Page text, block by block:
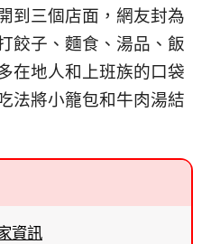
到三個店面，網友封為
餃子、麵食、湯品、飯
在地人和上班族的口袋
法將小籠包和牛肉湯結
資訊